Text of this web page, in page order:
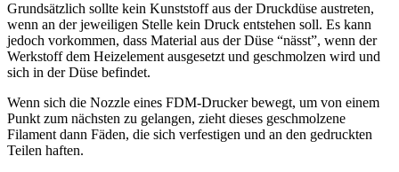
Grundsätzlich sollte kein Kunststoff aus der Druckdüse austreten,
wenn an der jeweiligen Stelle kein Druck entstehen soll. Es kann
jedoch vorkommen, dass Material aus der Düse “nässt”, wenn der
Werkstoff dem Heizelement ausgesetzt und geschmolzen wird und
sich in der Düse befindet.
Wenn sich die Nozzle eines FDM-Drucker bewegt, um von einem
Punkt zum nächsten zu gelangen, zieht dieses geschmolzene
Filament dann Fäden, die sich verfestigen und an den gedruckten
Teilen haften.